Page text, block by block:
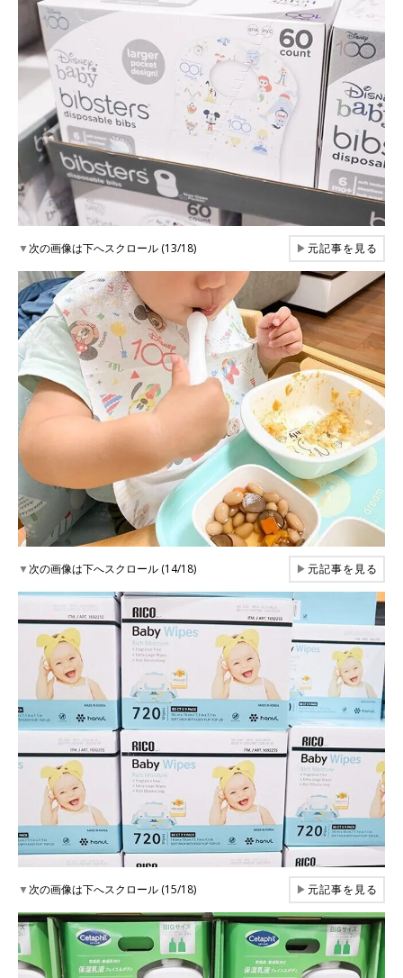
▼次の画像は下へスクロール (13/18) ▶元記事を見る
▼次の画像は下へスクロール (14/18) ▶元記事を見る
▼次の画像は下へスクロール (15/18) ▶元記事を見る